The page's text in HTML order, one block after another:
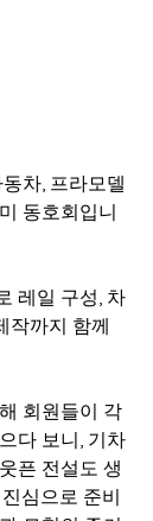
차, 프라모델
동호회입니
레일 구성, 차
작까지 함께
회원들이 각
다 보니, 기차
픈 전설도 생
심으로 준비